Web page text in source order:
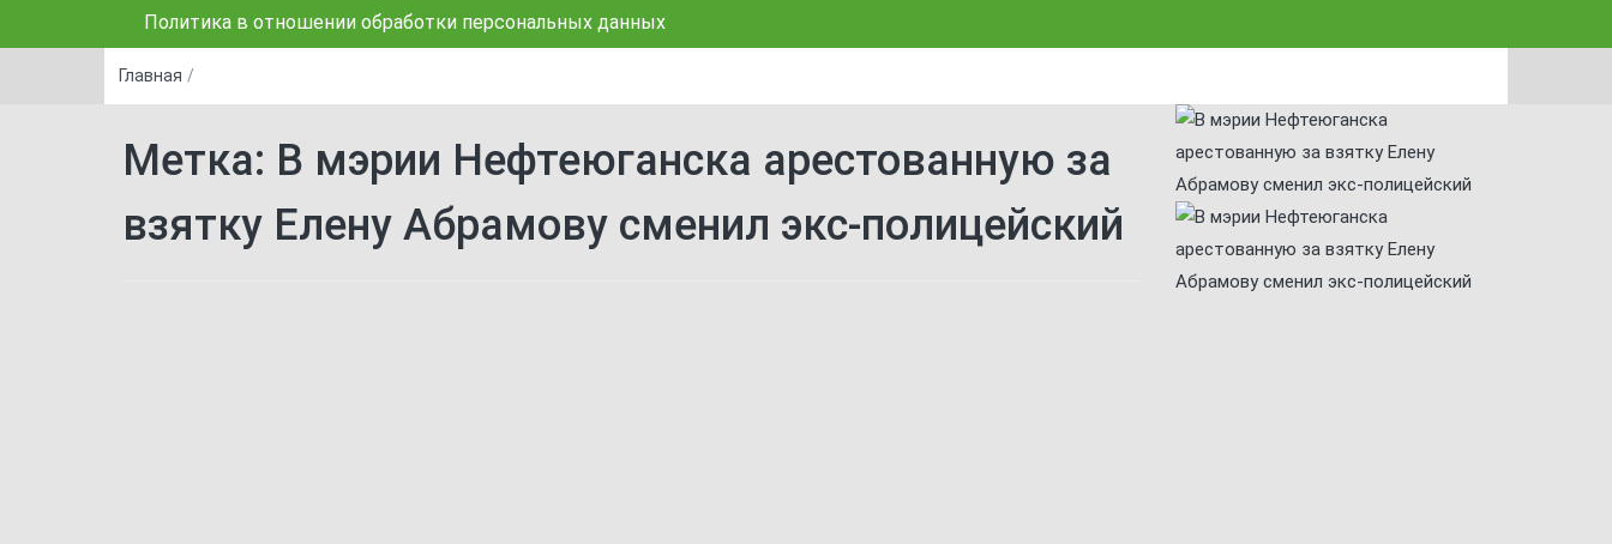
Политика в отношении обработки персональных данных
Главная /
Метка: В мэрии Нефтеюганска арестованную за
взятку Елену Абрамову сменил экс-полицейский